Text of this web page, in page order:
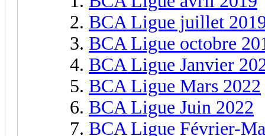
BCA Ligue juillet
BCA Ligue octobre
BCA Ligue Janvier
BCA Ligue Mars 2022
BCA Ligue Juin 2022
BCA Ligue Février-